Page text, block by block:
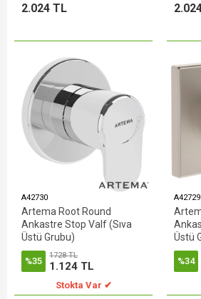
2.024 TL
A42730
Artema Root Round
Ankastre Stop Valf (Sıva
Üstü Grubu)
%35
1728 TL
1.124 TL
Stokta Var ✔
Üstü
%34